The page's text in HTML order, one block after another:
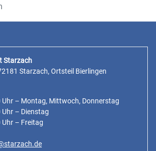
Starzach
Starzach, Ortsteil Bierlingen
Uhr – Montag, Mittwoch, Donnerstag
– Dienstag
Uhr – Freitag